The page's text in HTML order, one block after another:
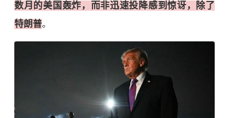
数月的美国轰炸，而非迅速投降感到惊讶，除了
特朗普。